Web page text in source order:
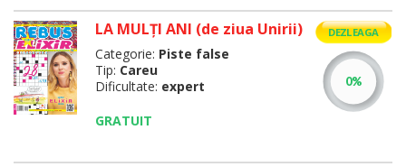
LA MULŢI ANI (de ziua Unirii)
Categorie: Piste false
Tip: Careu
Dificultate: expert
GRATUIT
DEZLEAGA